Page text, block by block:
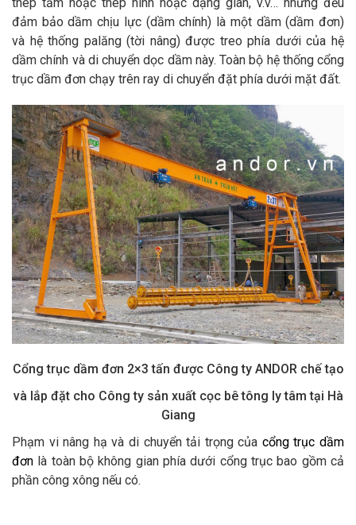
đảm bảo dầm chịu lực (dầm chính) là một dầm (dầm đơn)
và hệ thống palăng (tời nâng) được treo phía dưới của hệ
dầm chính và di chuyển dọc dầm này. Toàn bộ hệ thống cổng
trục dầm đơn chạy trên ray di chuyển đặt phía dưới mặt đất.
Cổng trục dầm đơn 2×3 tấn được Công ty ANDOR chế tạo
và lắp đặt cho Công ty sản xuất cọc bê tông ly tâm tại Hà
Giang
Phạm vi nâng hạ và di chuyển tải trọng của cổng trục dầm
đơn là toàn bộ không gian phía dưới cổng trục bao gồm cả
phần công xông nếu có.